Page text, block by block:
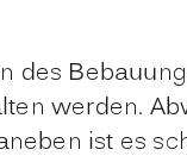
des
werden.
ist es